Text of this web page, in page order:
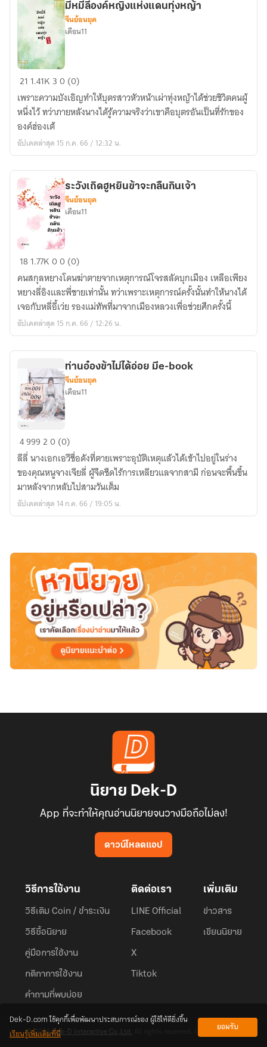
มี
ลี่
องค์
หญิง
แห่ง
ทุ่ง
หญ้า
มีหมี่ลี่องค์หญิงแห่งแดนทุ่งหญ้า
จีนย้อนยุค
เดือน11
21 1.41K 30 (0)
เพราะความบังเอิญทำให้บุตรสาวหัวหน้าเผ่าทุ่งหญ้าได้ช่วยชิวิตคนผู้
หนึ่งไว้ ทว่าภายหลังนางได้รู้ความจริงว่าเขาคือบุตรอันเป็นที่รักของ
องค์ฮ่องเต้
อัปเดตล่าสุด 15 ก.ค. 66 / 12:32 น.
ระ
เถิด
ฮู
หยิน
ข้า
กิน
เจ้า
ระวังเถิดฮูหยินข้าจะกลืนกินเจ้า
จีนย้อนยุค
เดือน11
181.77K00 (0)
คนสกุลหยางโดนฆ่าตายจากเหตุการณ์โจรสลัดบุกเมือง เหลือเพียง
หยางลี่อิงและพี่ชายเท่านั้น ทว่าเพราะเหตุการณ์ครั้งนั้นทำให้นางได้
เจอกับหลี่อี้เว่ย รองแม่ทัพที่มาจากเมืองหลวงเพื่อช่วยศึกครั้งนี้
อัปเดตล่าสุด 15 ก.ค. 66 / 12:26 น.
ท่าน
อ๋อง
ข้า
ไม่
ได้
อ่อย
ท่านอ๋องข้าไม่ได้อ่อย มีe-book
จีนย้อนยุค
เดือน11
499920 (0)
ลีลี่ นางเอกเอวีชื่อดังที่ตายเพราะอุบัติเหตุแล้วได้เข้าไปอยู่ในร่าง
ของคุณหนูจางเจียลี่ ผู้จืดชืดไร้การเหลียวแลจากสามี ก่อนจะพื้นขึ้น
มาหลังจากหลับไปสามวันเต็ม
อัปเดตล่าสุด 14 ก.ค. 66 / 19:05 น.
นิยาย Dek-D
App ที่จะทำให้คุณอ่านนิยายจนวางมือถือไม่ลง!
ดาวน์โหลดแอป
วิธีการใช้งาน
วิธีเติม Coin / ชำระเงิน
วิธีซื้อนิยาย
คู่มือการใช้งาน
กติกาการใช้งาน
คำถามที่พบบ่อย
ติดต่อเรา
LINE Official
Facebook
X
Tiktok
เพิ่มเติม
ข่าวสาร
เขียนนิยาย
© 2026Dek-D Interactive Co.,Ltd.
Dek-D.com ใช้คุกกี้เพื่อพัฒนาประสบการณ์ของ ผู้ใช้ให้ดียิ่งขึ้น
เรียนรู้เพิ่มเติมที่นี่
ยอมรับ